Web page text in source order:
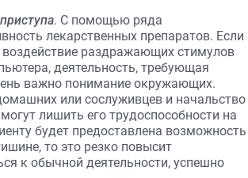
. С помощью ряда
лекарственных препаратов. Если
воздействие раздражающих стимулов
деятельность, требующая
важно понимание окружающих.
или сослуживцев и начальство
лишить его трудоспособности на
будет предоставлена возможность
то это резко повысит
к обычной деятельности, успешно